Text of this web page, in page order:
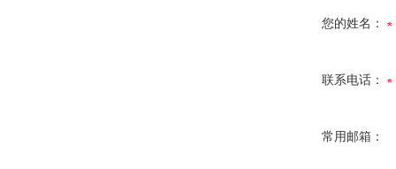
您的姓名：
联系电话：
常用邮箱：